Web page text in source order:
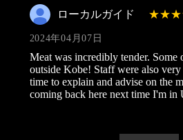
ローカルガイド
2024年04月07日
Meat was incredibly tender. Some
outside Kobe! Staff were also
time to explain and advise on the
coming back here next time I'm in